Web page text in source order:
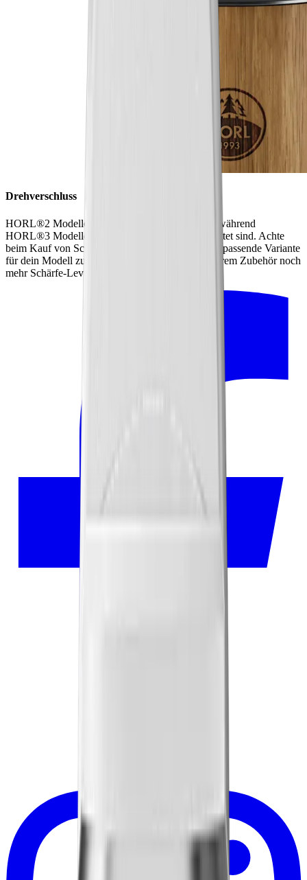
Drehverschluss
HORL®2 Modelle haben einen Drehverschluss, während
HORL®3 Modelle mit dem Quick Lock ausgestattet sind. Achte
beim Kauf von Schleifscheiben immer darauf, die passende Variante
für dein Modell zu wählen. So kannst du mit unserem Zubehör noch
mehr Schärfe-Level entdecken.